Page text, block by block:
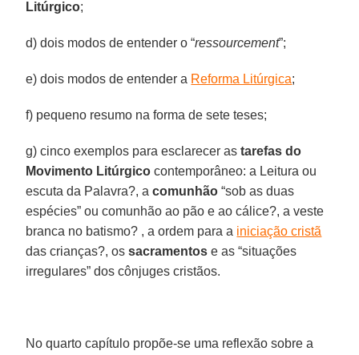
Litúrgico;
d) dois modos de entender o “ressourcement”;
e) dois modos de entender a Reforma Litúrgica;
f) pequeno resumo na forma de sete teses;
g) cinco exemplos para esclarecer astarefas do
Movimento Litúrgico contemporâneo: a Leitura ou
escuta da Palavra?, acomunhão “sob as duas
espécies” ou comunhão ao pão e ao cálice?, a veste
branca no batismo? , a ordem para a iniciação cristã
das crianças?, ossacramentos e as “situações
irregulares” dos cônjuges cristãos.
No quarto capítulo propõe-se uma reflexão sobre a